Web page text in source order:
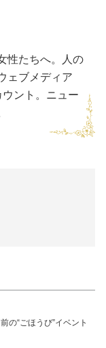
性たちへ。人の
ェブメディア
ウント。ニュー
の“ごほうび”イベント